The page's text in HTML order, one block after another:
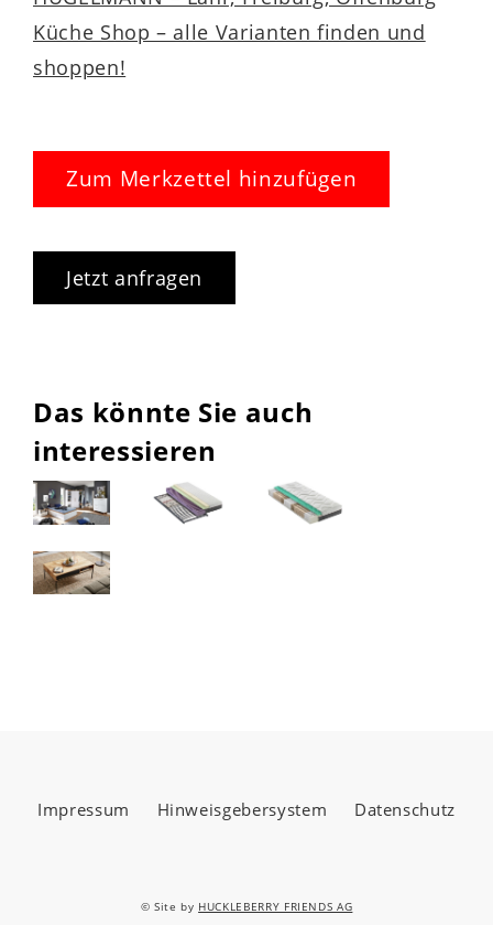
Küche Shop – alle Varianten finden und
shoppen!
Zum Merkzettel hinzufügen
Jetzt anfragen
Das könnte Sie auch
interessieren
Impressum Hinweisgebersystem Datenschutz
© Site by HUCKLEBERRY FRIENDS AG